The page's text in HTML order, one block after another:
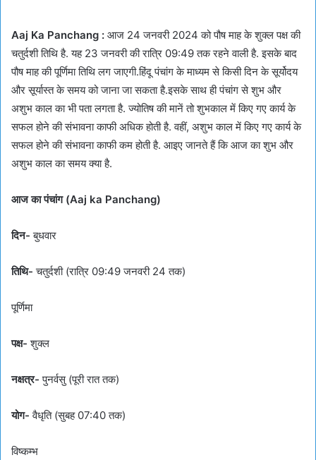
Aaj Ka Panchang : आज 24 जनवरी 2024 को पौष माह के शुक्ल पक्ष की
चतुर्दशी तिथि है. यह 23 जनवरी की रात्रि 09:49 तक रहने वाली है. इसके बाद
पौष माह की पूर्णिमा तिथि लग जाएगी.हिंदू पंचांग के माध्यम से किसी दिन के सूर्योदय
और सूर्यास्त के समय को जाना जा सकता है.इसके साथ ही पंचांग से शुभ और
अशुभ काल का भी पता लगता है. ज्योतिष की मानें तो शुभकाल में किए गए कार्य के
सफल होने की संभावना काफी अधिक होती है. वहीं, अशुभ काल में किए गए कार्य के
सफल होने की संभावना काफी कम होती है. आइए जानते हैं कि आज का शुभ और
अशुभ काल का समय क्या है.
आज का पंचांग (Aaj ka Panchang)
दिन-बुधवार
तिथि-चतुर्दशी (रात्रि 09:49 जनवरी 24 तक)
पूर्णिमा
पक्ष-शुक्ल
नक्षत्र-पुनर्वसु (पूरी रात तक)
योग-वैधृति (सुबह 07:40 तक)
विष्कम्भ